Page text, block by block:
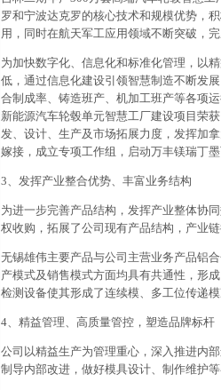
罗和宁波达克罗的核心技术和规模优势，
用，同时在航天军工应用领域不断突破，
为加快数字化、信息化和标准化管理，以
低，通过信息化建设引领智慧制造不断发
合制成率、铸造班产、机加工班产等各项
新能源汽车轮毂单元智慧工厂建设项目荣
发、设计、生产及市场拓展力度，发挥加
嫁接，成立专项工作组，启动万丰镁瑞丁
3、发挥产业整合优势、丰富业务结构
为进一步完善产品结构，发挥产业整体协
权收购，拓展了公司现有产品结构，产业
无锡雄伟主要产品与公司主营业务产品铝
产模式及销售模式方面均具有共通性，形
检测设备使其形成了连续模、多工位传递
4、精益管理、高质量管控，塑造品牌标杆
公司以精益生产为管理重心，深入推进内
制导内部改进，做好模具设计、制作维护